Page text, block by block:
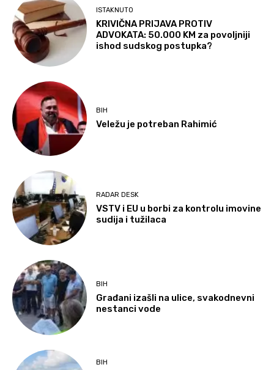
ISTAKNUTO
KRIVIČNA PRIJAVA PROTIV
ADVOKATA: 50.000 KM za povoljniji
ishod sudskog postupka?
BIH
Veležu je potreban Rahimić
RADAR DESK
VSTV i EU u borbi za kontrolu imovine
sudija i tužilaca
BIH
Građani izašli na ulice, svakodnevni
nestanci vode
BIH